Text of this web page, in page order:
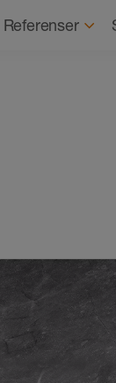
Om
Referenser